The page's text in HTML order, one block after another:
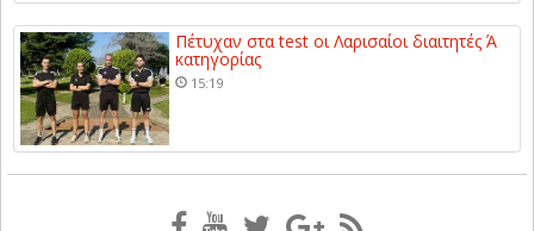
Πέτυχαν στα test οι Λαρισαίοι διαιτητές Ά
κατηγορίας
15:19